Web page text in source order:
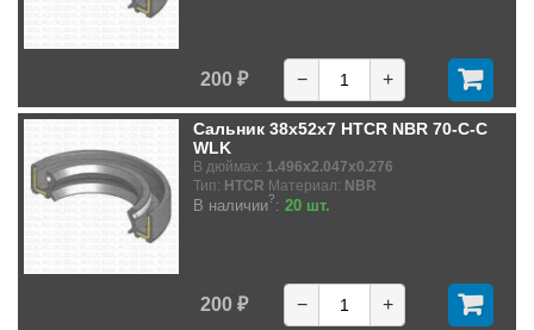
200 ₽ − +
Сальник 38x52x7 HTCR NBR 70-C-C
WLK
В дюймах: 1.496x2.047x0.276
Тип: HTCR Материал: NBR
В наличии?: 20 шт.
200 ₽ − +